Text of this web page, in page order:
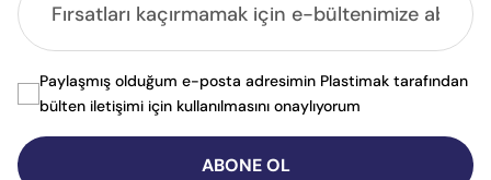
ABONE OL
Paylaşmış olduğum e-posta adresimin Plastimak tarafından
bülten iletişimi için kullanılmasını onaylıyorum